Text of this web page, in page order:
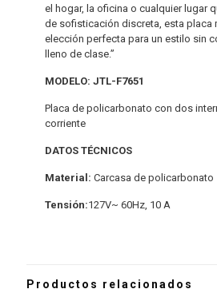
el hogar, la oficina o cualquier lugar
de sofisticación discreta, esta placa
elección perfecta para un estilo sin
lleno de clase.”
MODELO: JTL-F7651
Placa de policarbonato con dos
corriente
DATOS TÉCNICOS
Material: Carcasa de policarbonato
Tensión:127V~ 60Hz, 10 A
Productos relacionados